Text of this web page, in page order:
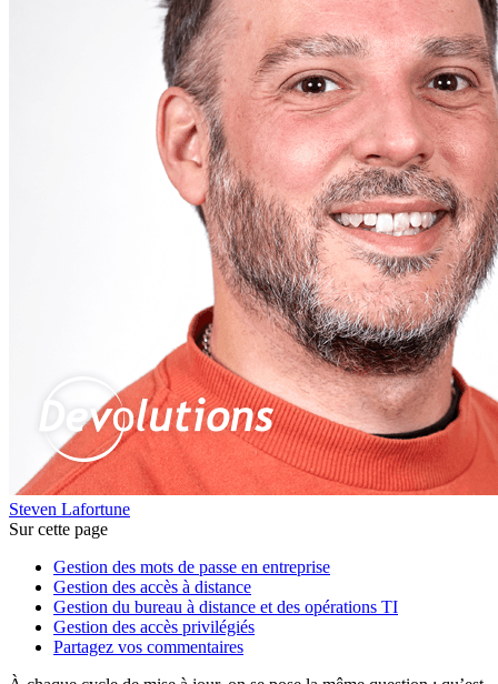
Steven Lafortune
Sur cette page
Gestion des mots de passe en entreprise
Gestion des accès à distance
Gestion du bureau à distance et des opérations TI
Gestion des accès privilégiés
Partagez vos commentaires